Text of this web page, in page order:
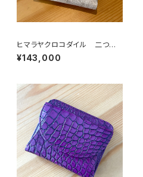
ヒマラヤクロコダイル 二つ折
りコンパクトウォレット
¥143,000